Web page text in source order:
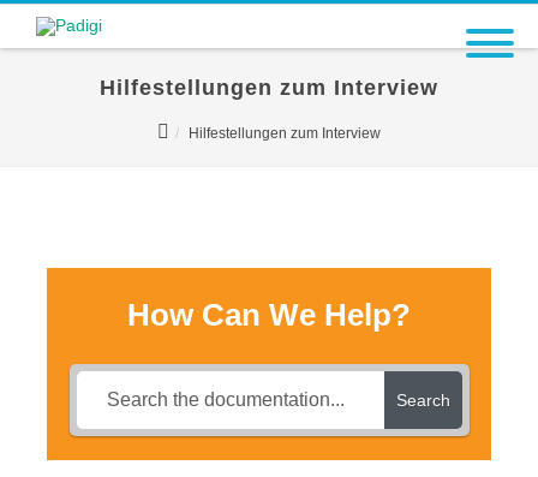
Hilfestellungen zum Interview
Hilfestellungen zum Interview
How Can We Help?
Search